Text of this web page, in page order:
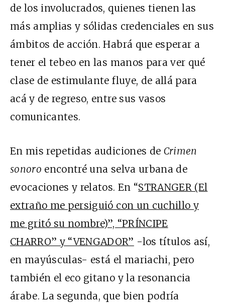
de los involucrados, quienes tienen las
más amplias y sólidas credenciales en sus
ámbitos de acción. Habrá que esperar a
tener el tebeo en las manos para ver qué
clase de estimulante fluye, de allá para
acá y de regreso, entre sus vasos
comunicantes.
En mis repetidas audiciones de Crimen
sonoro encontré una selva urbana de
evocaciones y relatos. En “STRANGER (El
extraño me persiguió con un cuchillo y
me gritó su nombre)”, “PRÍNCIPE
CHARRO” y “VENGADOR” -los títulos así,
en mayúsculas- está el mariachi, pero
también el eco gitano y la resonancia
árabe. La segunda, que bien podría